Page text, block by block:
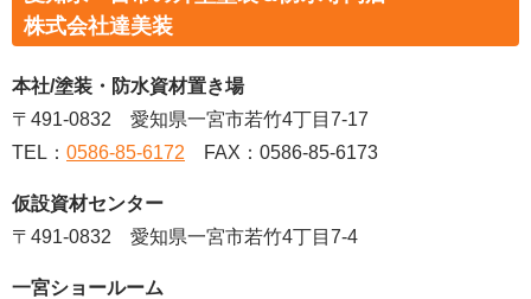
株式会社達美装
本社/塗装・防水資材置き場
〒491-0832 愛知県一宮市若竹4丁目7-17
TEL： 0586-85-6172 FAX：0586-85-6173
仮設資材センター
〒491-0832 愛知県一宮市若竹4丁目7-4
一宮ショールーム